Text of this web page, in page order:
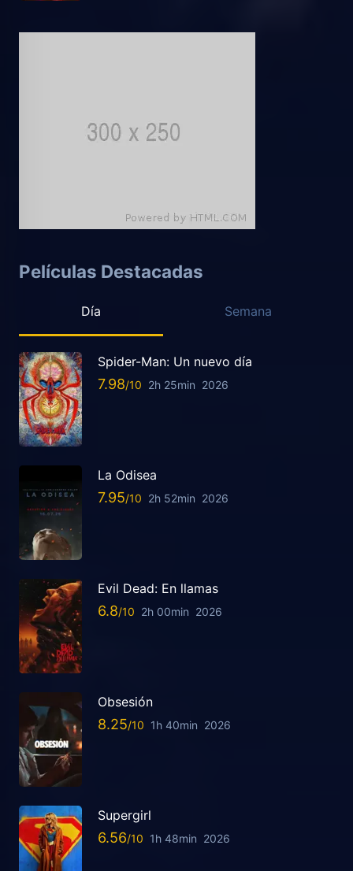
Películas Destacadas
Día Semana
Spider-Man: Un nuevo día
7.98 2h 25min 2026
La Odisea
7.95 2h 52min 2026
Evil Dead: En llamas
6.8 2h 00min 2026
Obsesión
8.25 1h 40min 2026
Supergirl
6.56 1h 48min 2026